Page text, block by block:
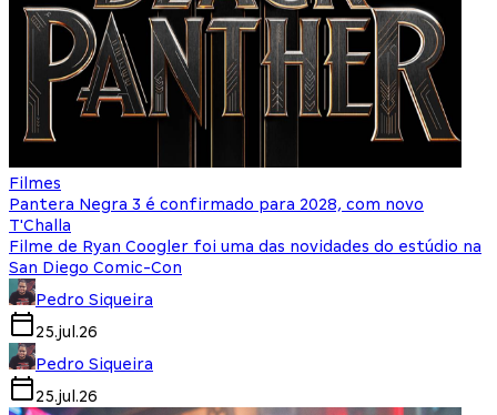
Filmes
Pantera Negra 3 é confirmado para 2028, com novo
T'Challa
Filme de Ryan Coogler foi uma das novidades do estúdio na
San Diego Comic-Con
Pedro Siqueira
25.jul.26
Pedro Siqueira
25.jul.26